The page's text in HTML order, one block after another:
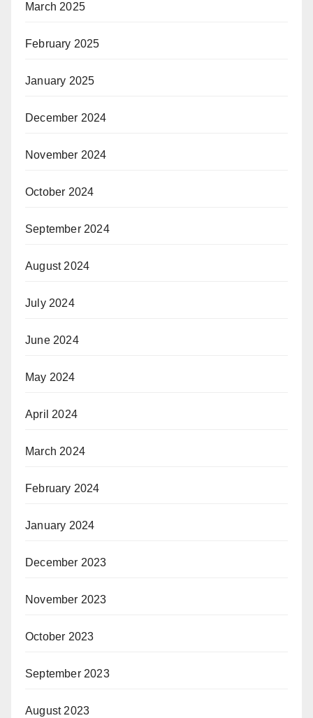
March 2025
February 2025
January 2025
December 2024
November 2024
October 2024
September 2024
August 2024
July 2024
June 2024
May 2024
April 2024
March 2024
February 2024
January 2024
December 2023
November 2023
October 2023
September 2023
August 2023